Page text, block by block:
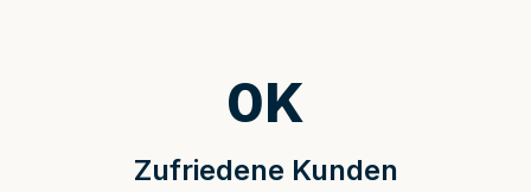
Zufriedene Kunden
0K